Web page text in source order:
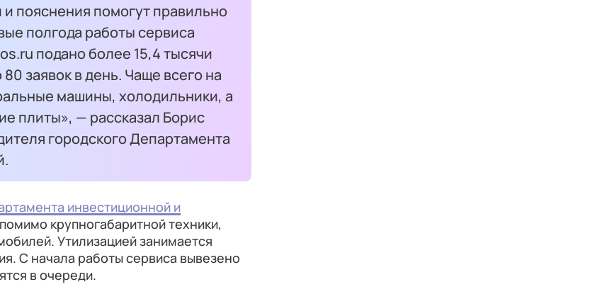
и пояснения помогут правильно
полгода работы сервиса
подано более 15,4 тысячи
заявок в день. Чаще всего на
машины, холодильники, а
плиты», — рассказал Борис
городского Департамента
инвестиционной и
крупногабаритной техники,
Утилизацией занимается
С начала работы сервиса вывезено
в очереди.